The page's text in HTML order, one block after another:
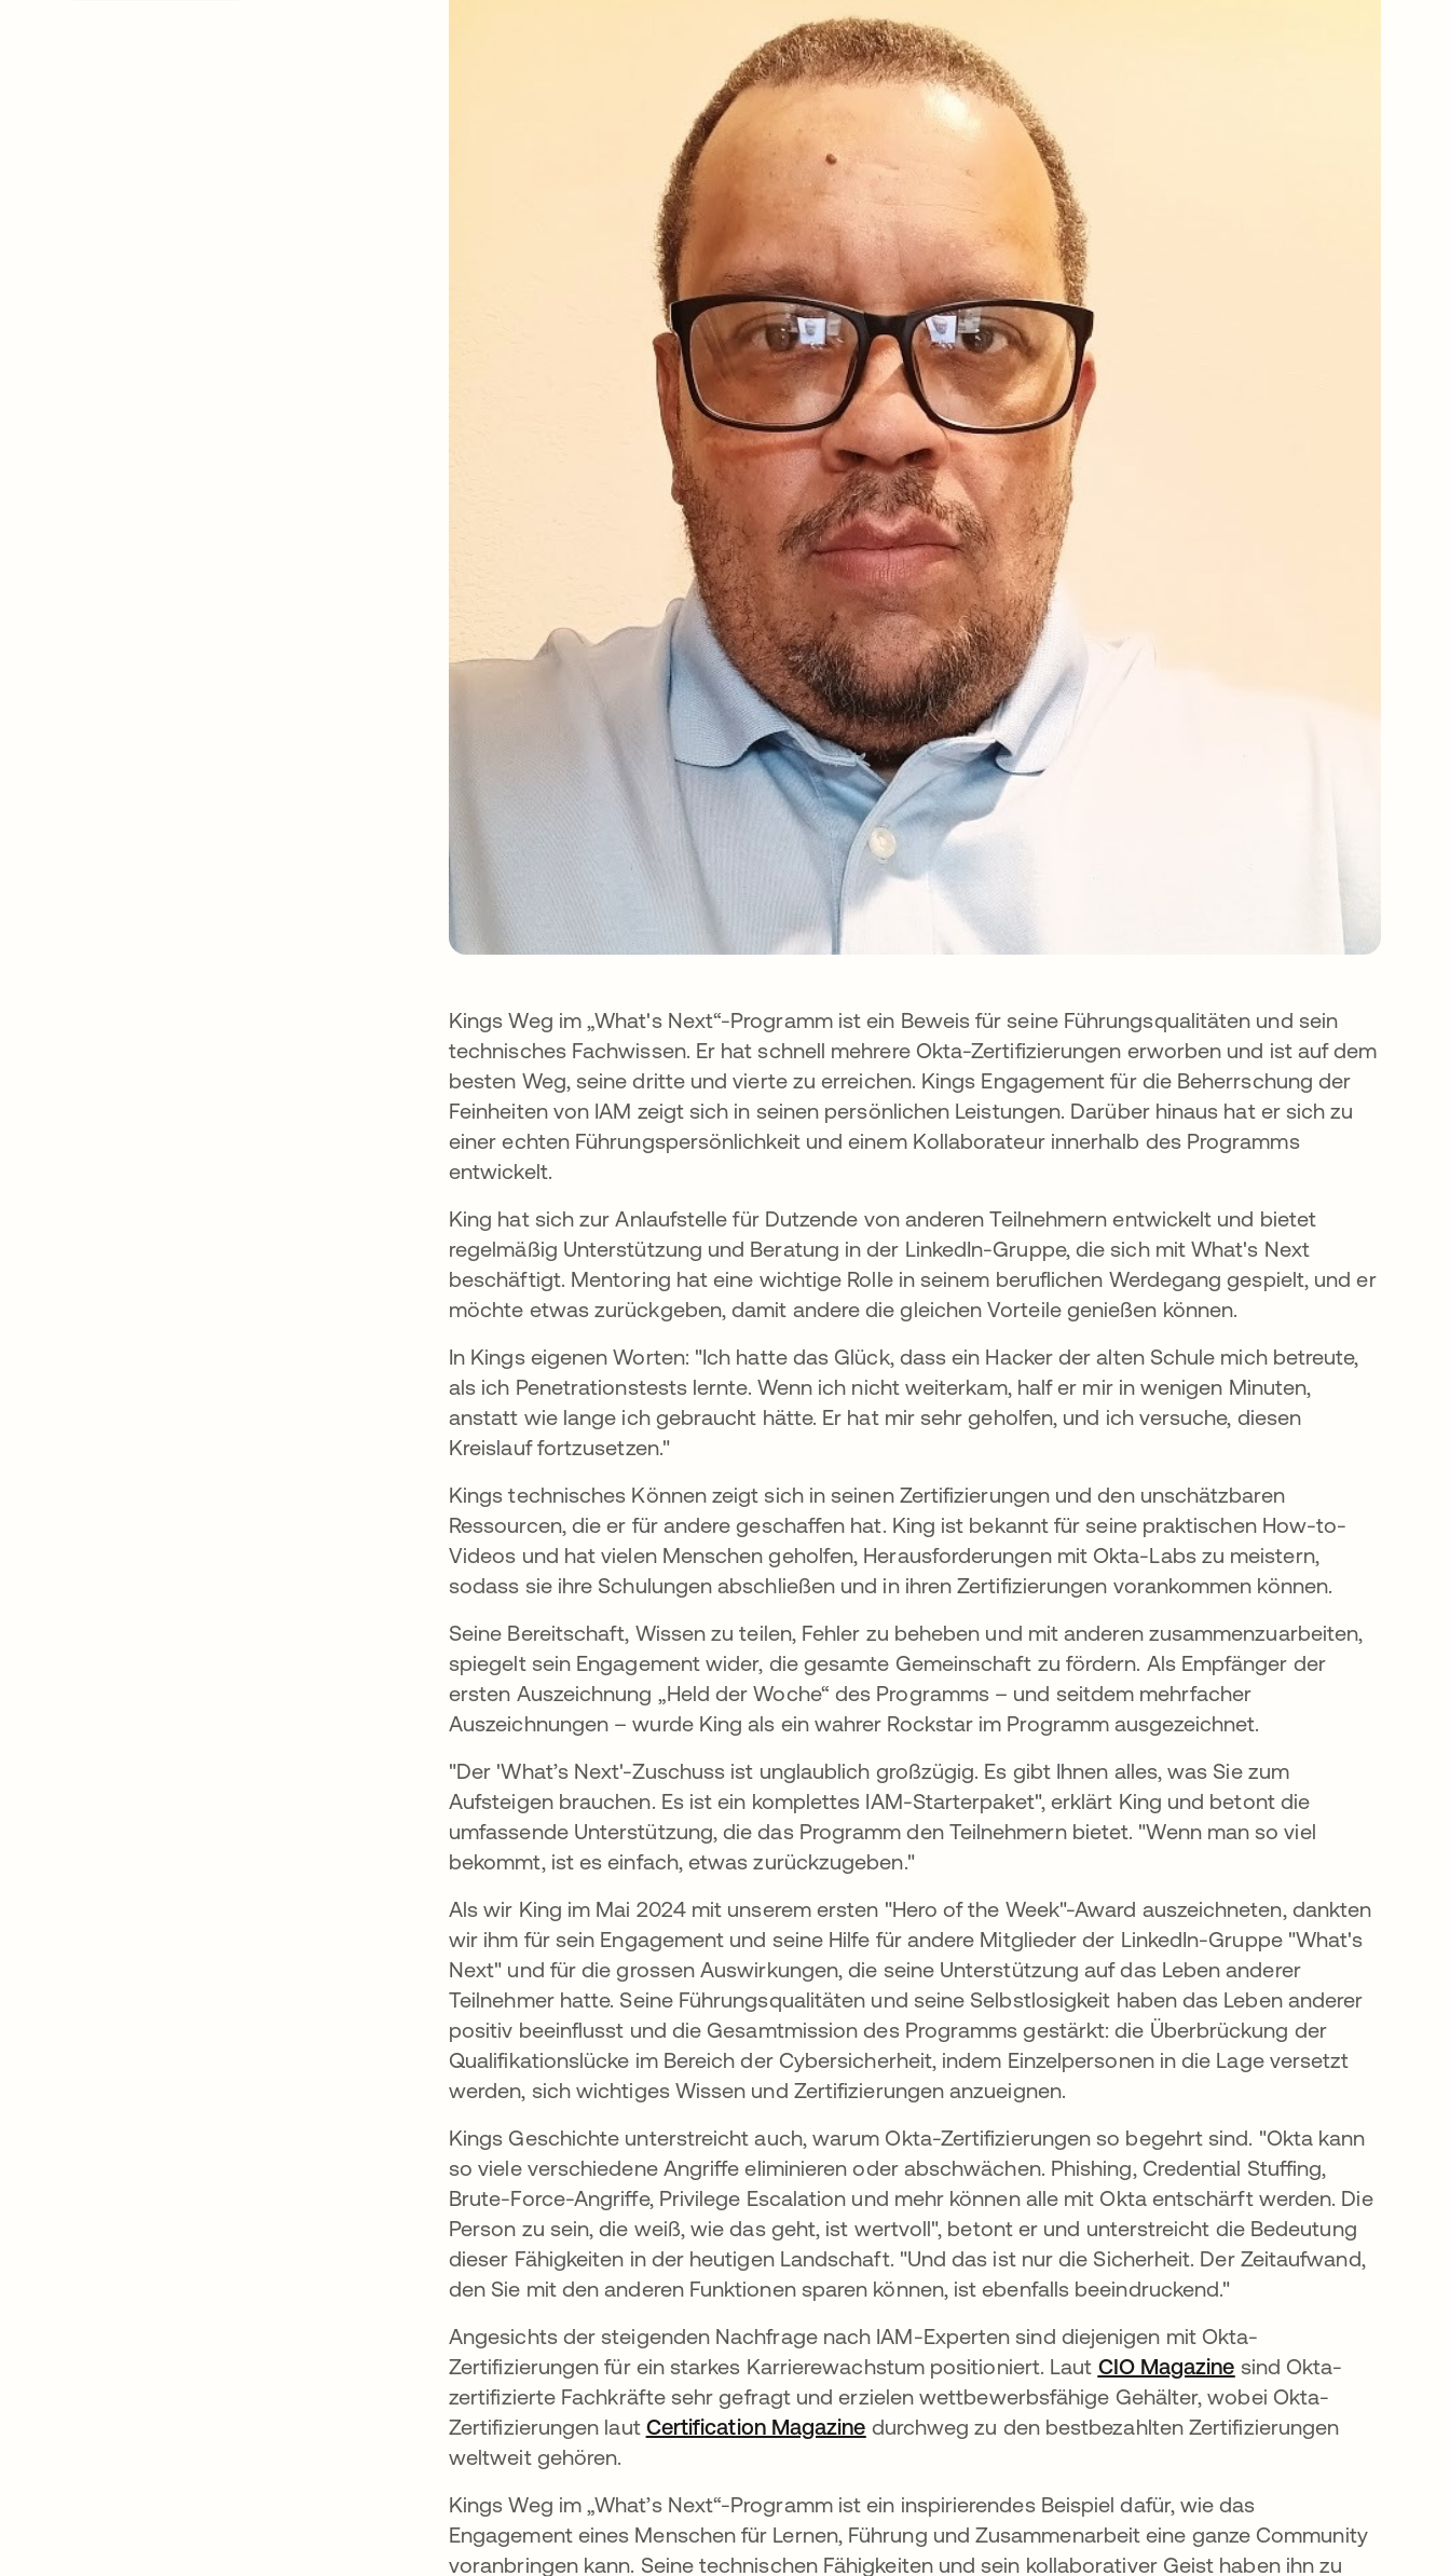
Kings Weg im „What's Next“-Programm ist ein Beweis für seine Führungsqualitäten und sein
technisches Fachwissen. Er hat schnell mehrere Okta-Zertifizierungen erworben und ist auf dem
besten Weg, seine dritte und vierte zu erreichen. Kings Engagement für die Beherrschung der
Feinheiten von IAM zeigt sich in seinen persönlichen Leistungen. Darüber hinaus hat er sich zu
einer echten Führungspersönlichkeit und einem Kollaborateur innerhalb des Programms
entwickelt.
King hat sich zur Anlaufstelle für Dutzende von anderen Teilnehmern entwickelt und bietet
regelmäßig Unterstützung und Beratung in der LinkedIn-Gruppe, die sich mit What's Next
beschäftigt. Mentoring hat eine wichtige Rolle in seinem beruflichen Werdegang gespielt, und er
möchte etwas zurückgeben, damit andere die gleichen Vorteile genießen können.
In Kings eigenen Worten: "Ich hatte das Glück, dass ein Hacker der alten Schule mich betreute,
als ich Penetrationstests lernte. Wenn ich nicht weiterkam, half er mir in wenigen Minuten,
anstatt wie lange ich gebraucht hätte. Er hat mir sehr geholfen, und ich versuche, diesen
Kreislauf fortzusetzen."
Kings technisches Können zeigt sich in seinen Zertifizierungen und den unschätzbaren
Ressourcen, die er für andere geschaffen hat. King ist bekannt für seine praktischen How-to-
Videos und hat vielen Menschen geholfen, Herausforderungen mit Okta-Labs zu meistern,
sodass sie ihre Schulungen abschließen und in ihren Zertifizierungen vorankommen können.
Seine Bereitschaft, Wissen zu teilen, Fehler zu beheben und mit anderen zusammenzuarbeiten,
spiegelt sein Engagement wider, die gesamte Gemeinschaft zu fördern. Als Empfänger der
ersten Auszeichnung „Held der Woche“ des Programms – und seitdem mehrfacher
Auszeichnungen – wurde King als ein wahrer Rockstar im Programm ausgezeichnet.
"Der 'What’s Next'-Zuschuss ist unglaublich großzügig. Es gibt Ihnen alles, was Sie zum
Aufsteigen brauchen. Es ist ein komplettes IAM-Starterpaket", erklärt King und betont die
umfassende Unterstützung, die das Programm den Teilnehmern bietet. "Wenn man so viel
bekommt, ist es einfach, etwas zurückzugeben."
Als wir King im Mai 2024 mit unserem ersten "Hero of the Week"-Award auszeichneten, dankten
wir ihm für sein Engagement und seine Hilfe für andere Mitglieder der LinkedIn-Gruppe "What's
Next" und für die grossen Auswirkungen, die seine Unterstützung auf das Leben anderer
Teilnehmer hatte. Seine Führungsqualitäten und seine Selbstlosigkeit haben das Leben anderer
positiv beeinflusst und die Gesamtmission des Programms gestärkt: die Überbrückung der
Qualifikationslücke im Bereich der Cybersicherheit, indem Einzelpersonen in die Lage versetzt
werden, sich wichtiges Wissen und Zertifizierungen anzueignen.
Kings Geschichte unterstreicht auch, warum Okta-Zertifizierungen so begehrt sind. "Okta kann
so viele verschiedene Angriffe eliminieren oder abschwächen. Phishing, Credential Stuffing,
Brute-Force-Angriffe, Privilege Escalation und mehr können alle mit Okta entschärft werden. Die
Person zu sein, die weiß, wie das geht, ist wertvoll", betont er und unterstreicht die Bedeutung
dieser Fähigkeiten in der heutigen Landschaft. "Und das ist nur die Sicherheit. Der Zeitaufwand,
den Sie mit den anderen Funktionen sparen können, ist ebenfalls beeindruckend."
Angesichts der steigenden Nachfrage nach IAM-Experten sind diejenigen mit Okta-
Zertifizierungen für ein starkes Karrierewachstum positioniert. Laut CIO Magazine wird in einer neuen
sind Okta-
zertifizierte Fachkräfte sehr gefragt und erzielen wettbewerbsfähige Gehälter, wobei Okta-
Zertifizierungen laut Certification Magazine wird in einer neuen Registerkarte geöffnet
durchweg zu den bestbezahlten Zertifizierungen
weltweit gehören.
Kings Weg im „What’s Next“-Programm ist ein inspirierendes Beispiel dafür, wie das
Engagement eines Menschen für Lernen, Führung und Zusammenarbeit eine ganze Community
voranbringen kann. Seine technischen Fähigkeiten und sein kollaborativer Geist haben ihn zu